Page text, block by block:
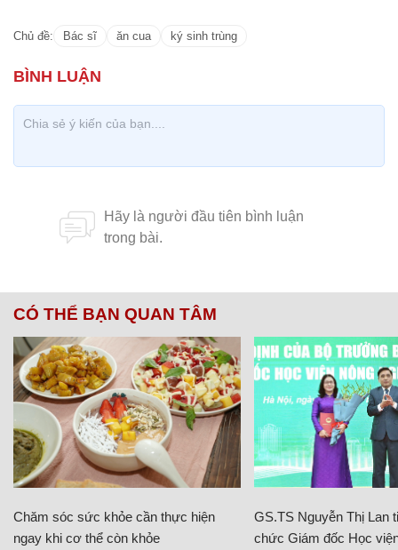
Chủ đề: Bác sĩ ăn cua ký sinh trùng
CÓ THỂ BẠN QUAN TÂM
Chăm sóc sức khỏe cần thực hiện
ngay khi cơ thể còn khỏe
GS.TS Nguyễn Thị Lan
chức Giám đốc Học